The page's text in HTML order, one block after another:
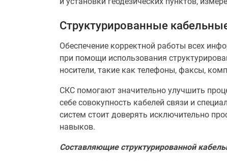
Структурированные
Обеспечение корректной работы всех
при помощи использования
носители, такие как телефоны, факсы,
СКС помогают значительно улучшить
себе совокупность кабелей связи и
систем стоит доверять исключительно
навыков.
Составляющие структурированной